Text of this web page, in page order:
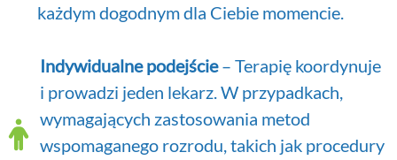
każdym dogodnym dla Ciebie momencie.
Indywidualne podejście– Terapię koordynuje
i prowadzi jeden lekarz. W przypadkach,
wymagających zastosowania metod
wspomaganego rozrodu, takich jak procedury